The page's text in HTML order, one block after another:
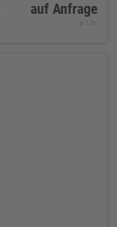
auf Anfrage
je 1 St.